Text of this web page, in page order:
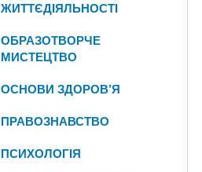
ЖИТТЄДІЯЛЬНОСТІ
ОБРАЗОТВОРЧЕ
МИСТЕЦТВО
ОСНОВИ ЗДОРОВ’Я
ПРАВОЗНАВСТВО
ПСИХОЛОГІЯ